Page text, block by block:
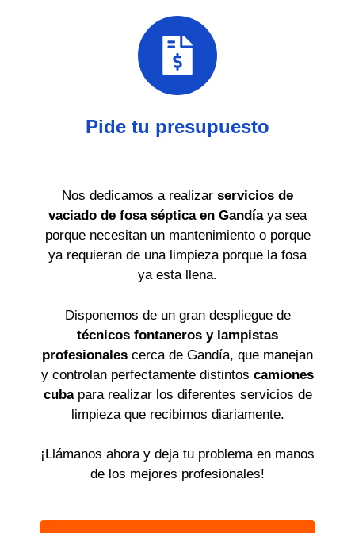
Pide tu presupuesto
Nos dedicamos a realizar servicios de
vaciado de fosa séptica en Gandía ya sea
porque necesitan un mantenimiento o porque
ya requieran de una limpieza porque la fosa
ya esta llena.
Disponemos de un gran despliegue de
técnicos fontaneros y lampistas
profesionales cerca de Gandía, que manejan
y controlan perfectamente distintos camiones
cubapara realizar los diferentes servicios de
limpieza que recibimos diariamente.
¡Llámanos ahora y deja tu problema en manos
de los mejores profesionales!